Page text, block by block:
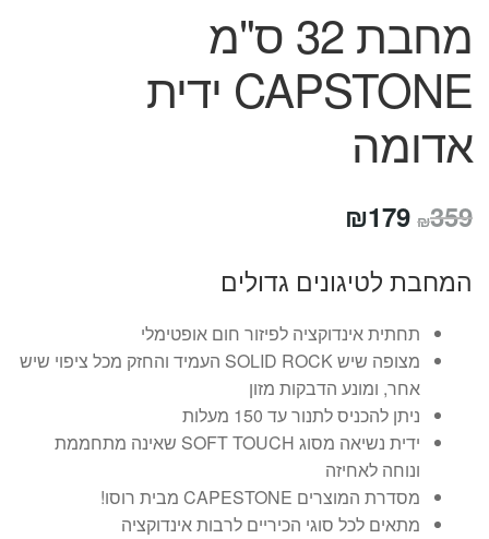
תשלום
מחבת 32 ס"מ
CAPSTONE ידית
אדומה
₪359 המחיר
היה:
₪359.
₪179
הוא:
₪179.
המחבת לטיגונים גדולים
תחתית אינדוקציה לפיזור חום אופטימלי
מצופה שיש SOLID ROCK העמיד והחזק מכל ציפוי שיש
אחר, ומונע הדבקות מזון
ניתן להכניס לתנור עד 150 מעלות
ידית נשיאה מסוג SOFT TOUCH שאינה מתחממת
ונוחה לאחיזה
מסדרת המוצרים CAPESTONE מבית רוסו!
מתאים לכל סוגי הכיריים לרבות אינדוקציה